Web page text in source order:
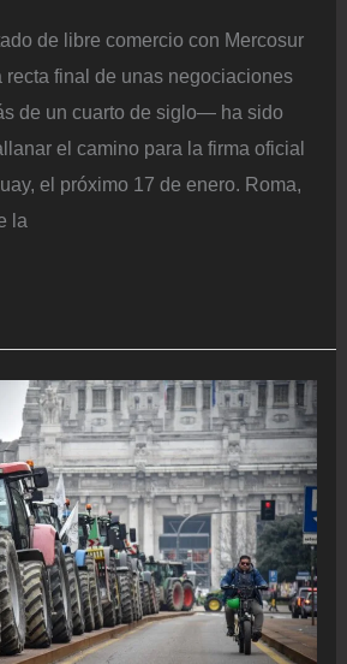
de libre comercio con Mercosur
final de unas negociaciones
de un cuarto de siglo— ha sido
el camino para la firma oficial
el próximo 17 de enero. Roma,
la